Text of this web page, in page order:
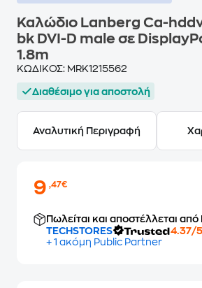
Καλώδιο Lanberg Ca-
bk DVI-D male σε
1.8m
ΚΩΔΙΚΟΣ: MRK1215562
Διαθέσιμο για αποστολή
Αναλυτική Περιγραφή
9,47€
Πωλείται και αποστέλλεται
TECHSTORES
4.37/5
+ 1 ακόμη Public Partner